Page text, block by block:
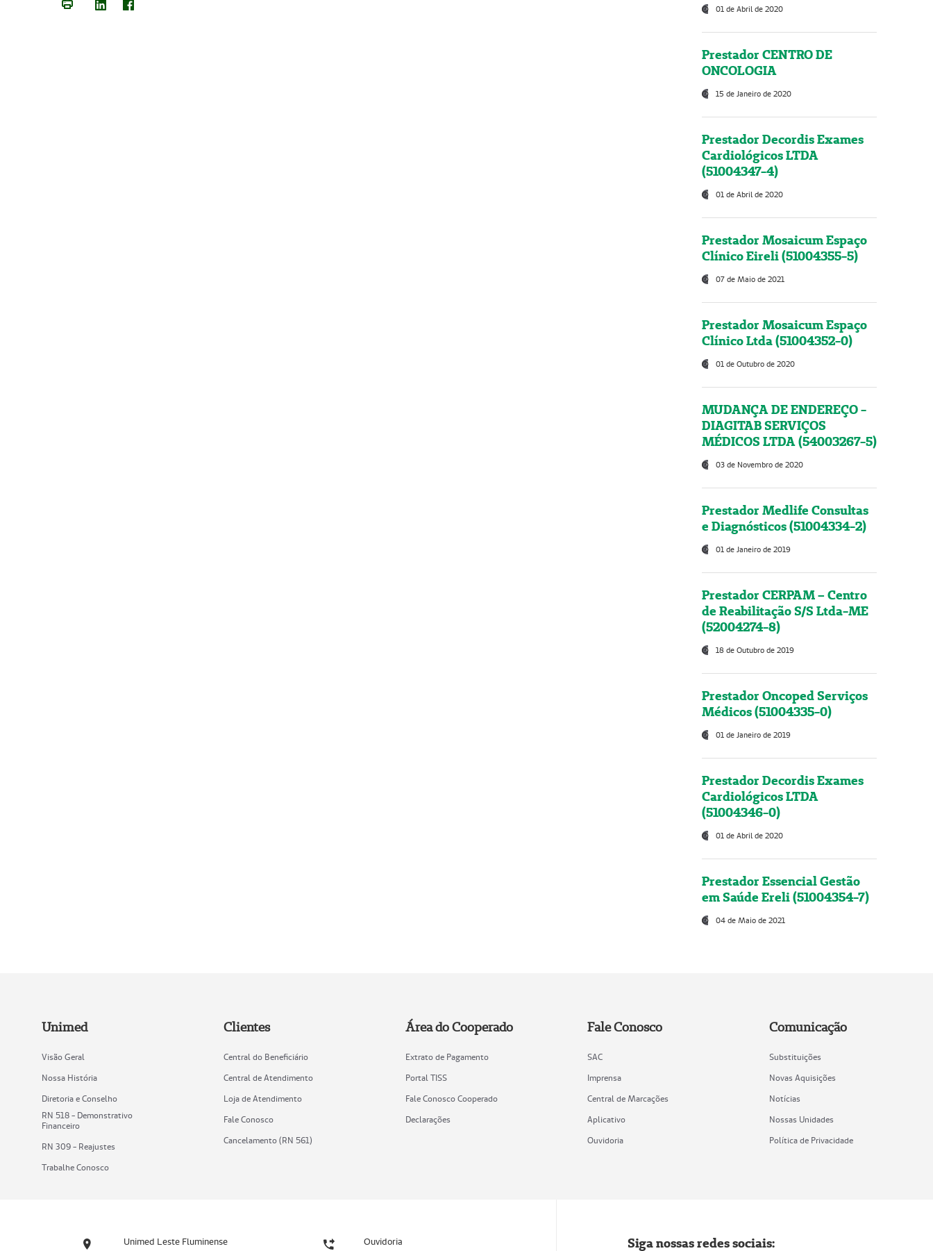
01 de Abril de 2020
Prestador CENTRO DE
ONCOLOGIA
15 de Janeiro de 2020
Prestador Decordis Exames
Cardiológicos LTDA
(51004347-4)
01 de Abril de 2020
Prestador Mosaicum Espaço
Clínico Eireli (51004355-5)
07 de Maio de 2021
Prestador Mosaicum Espaço
Clínico Ltda (51004352-0)
01 de Outubro de 2020
MUDANÇA DE ENDEREÇO -
DIAGITAB SERVIÇOS
MÉDICOS LTDA (54003267-5)
03 de Novembro de 2020
Prestador Medlife Consultas
e Diagnósticos (51004334-2)
01 de Janeiro de 2019
Prestador CERPAM – Centro
de Reabilitação S/S Ltda-ME
(52004274-8)
18 de Outubro de 2019
Prestador Oncoped Serviços
Médicos (51004335-0)
01 de Janeiro de 2019
Prestador Decordis Exames
Cardiológicos LTDA
(51004346-0)
01 de Abril de 2020
Prestador Essencial Gestão
em Saúde Ereli (51004354-7)
04 de Maio de 2021
Unimed
Visão Geral
Nossa História
Diretoria e Conselho
RN 518 - Demonstrativo
Financeiro
RN 309 - Reajustes
Trabalhe Conosco
Clientes
Central do Beneficiário
Central de Atendimento
Loja de Atendimento
Fale Conosco
Cancelamento (RN 561)
Área do Cooperado
Extrato de Pagamento
Portal TISS
Fale Conosco Cooperado
Declarações
Fale Conosco
SAC
Imprensa
Central de Marcações
Aplicativo
Ouvidoria
Comunicação
Substituições
Novas Aquisições
Notícias
Nossas Unidades
Política de Privacidade
Unimed Leste Fluminense Ouvidoria Siga nossas redes sociais: